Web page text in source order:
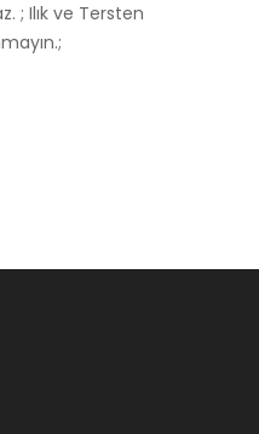
; Ilık ve Tersten